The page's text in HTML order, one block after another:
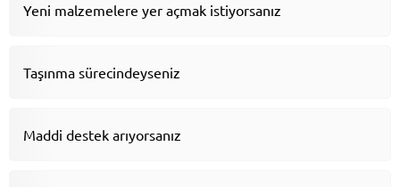
Yeni malzemelere yer açmak istiyorsanız
Taşınma sürecindeyseniz
Maddi destek arıyorsanız